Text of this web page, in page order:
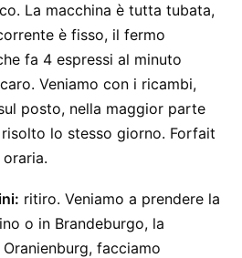
La macchina è tutta tubata,
è fisso, il fermo
fa 4 espressi al minuto
Veniamo con i ricambi,
posto, nella maggior parte
lo stesso giorno. Forfait
ritiro. Veniamo a prendere la
o in Brandeburgo, la
facciamo